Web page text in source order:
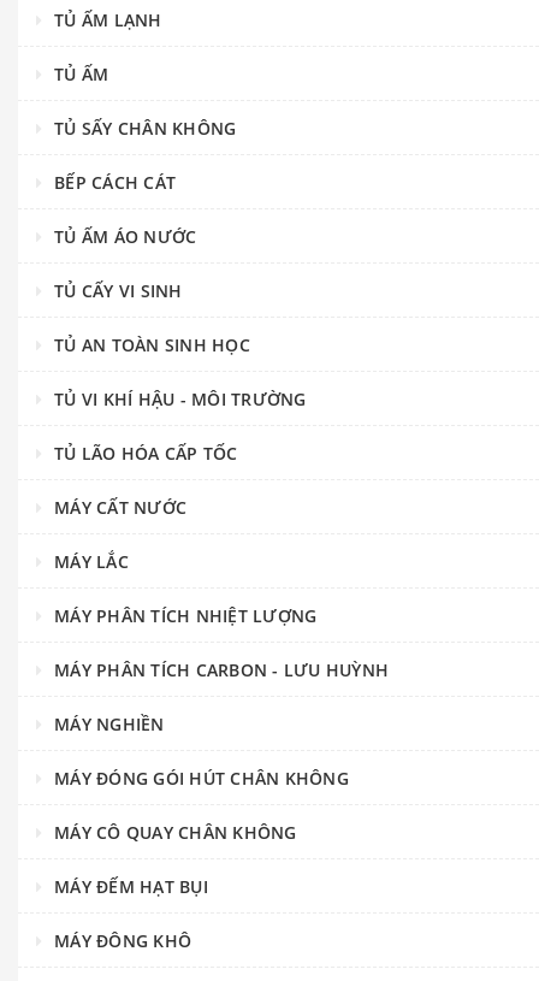
TỦ ẤM LẠNH
TỦ ẤM
TỦ SẤY CHÂN KHÔNG
BẾP CÁCH CÁT
TỦ ẤM ÁO NƯỚC
TỦ CẤY VI SINH
TỦ AN TOÀN SINH HỌC
TỦ VI KHÍ HẬU - MÔI TRƯỜNG
TỦ LÃO HÓA CẤP TỐC
MÁY CẤT NƯỚC
MÁY LẮC
MÁY PHÂN TÍCH NHIỆT LƯỢNG
MÁY PHÂN TÍCH CARBON - LƯU HUỲNH
MÁY NGHIỀN
MÁY ĐÓNG GÓI HÚT CHÂN KHÔNG
MÁY CÔ QUAY CHÂN KHÔNG
MÁY ĐẾM HẠT BỤI
MÁY ĐÔNG KHÔ